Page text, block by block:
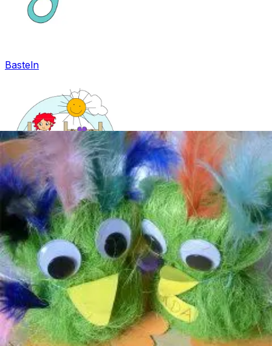
Basteln
Mandala für Kinder